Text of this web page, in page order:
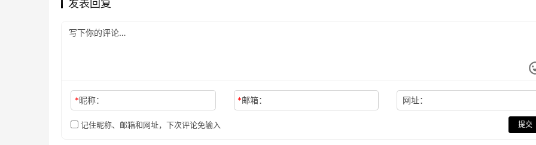
发表回复
*昵称： *邮箱： 网址：
记住昵称、邮箱和网址，下次评论免输入 提交